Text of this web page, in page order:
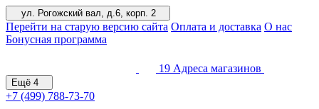
ул. Рогожский вал, д.6, корп. 2
Перейти на старую версию сайта Оплата и доставка О нас
Бонусная программа
19 Адреса магазинов
Ещё 4
+7 (499) 788-73-70